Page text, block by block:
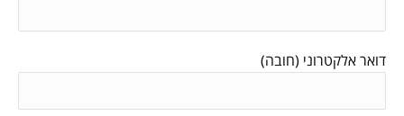
דואר אלקטרוני (חובה)